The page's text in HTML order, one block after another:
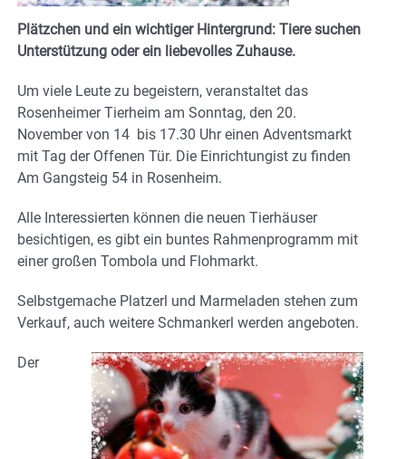
Plätzchen und ein wichtiger Hintergrund: Tiere suchen
Unterstützung oder ein liebevolles Zuhause.
Um viele Leute zu begeistern, veranstaltet das
Rosenheimer Tierheim am Sonntag, den 20.
November von 14 bis 17.30 Uhr einen Adventsmarkt
mit Tag der Offenen Tür. Die Einrichtungist zu finden
Am Gangsteig 54 in Rosenheim.
Alle Interessierten können die neuen Tierhäuser
besichtigen, es gibt ein buntes Rahmenprogramm mit
einer großen Tombola und Flohmarkt.
Selbstgemache Platzerl und Marmeladen stehen zum
Verkauf, auch weitere Schmankerl werden angeboten.
Der